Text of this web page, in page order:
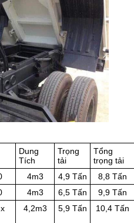
Dung
Tích
Trọng
tải
Tổng
trọng tải
4m3 4,9 Tấn
8,8 Tấn
4m3 6,5 Tấn
9,9 Tấn
4,2m3 5,9 Tấn 10,4 Tấn